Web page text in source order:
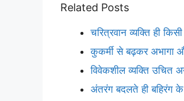
Related Posts
चरित्रवान व्यक्ति ही
कुकर्मी से बढ़कर अभागा
विवेकशील व्यक्ति उचित
अंतरंग बदलते ही बहिरंग